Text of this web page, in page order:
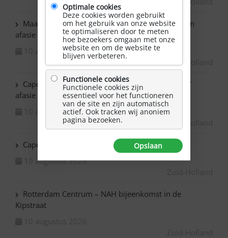
Maassluis – Schilderen voor mensen met NAH en
afasie
10 augustus 2026
Zuid-Holland
Capelle ad IJssel Baronie – Schilderen met NAH /
afasie
10 augustus 2026
Capelle ad IJssel Beemsterhoek – Klaverjassen
10 augustus 2026
Rotterdam Centrum – NAH bijeenkomst in de
Kipstraat
Optimale cookies
Deze cookies worden gebruikt
om het gebruik van onze website
te optimaliseren door te meten
hoe bezoekers omgaan met onze
website en om de website te
blijven verbeteren.
Functionele cookies
Functionele cookies zijn
essentieel voor het functioneren
van de site en zijn automatisch
actief. Ook tracken wij anoniem
pagina bezoeken.
Opslaan